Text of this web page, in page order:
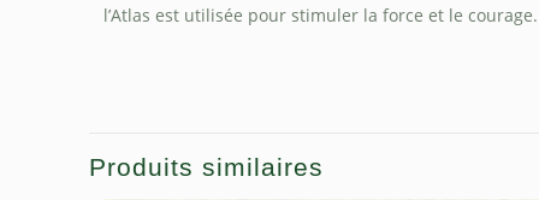
l’Atlas est utilisée pour stimuler la force et le
Produits similaires